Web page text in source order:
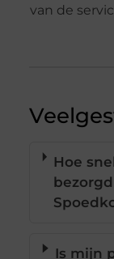
van de
Hoe
Is mijn